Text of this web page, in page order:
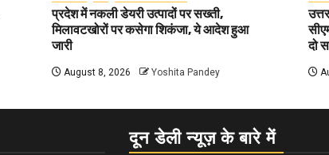
प्रदेश में नकली डेयरी उत्पादों पर सख्ती,
मिलावटखोरों पर कसेगा शिकंजा, ये आदेश हुआ
जारी
August 8, 2026 Yoshita Pandey
दो
दून डेली न्यूज़ के बारे में